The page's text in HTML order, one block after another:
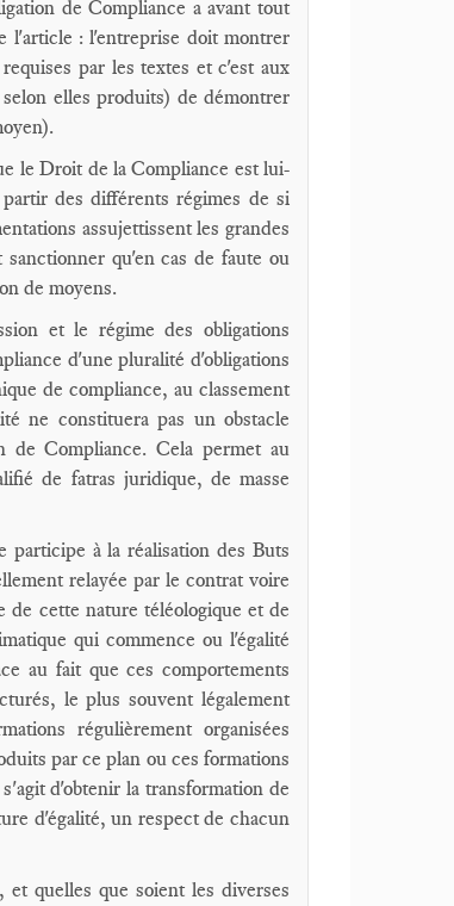
de Compliance a avant tout
l'article : l'entreprise doit montrer
par les textes et c'est aux
elles produits) de démontrer
le Droit de la Compliance est lui-
des différents régimes de si
assujettissent les grandes
qu'en cas de faute ou
de moyens.
et le régime des obligations
d'une pluralité d'obligations
de compliance, au classement
ne constituera pas un obstacle
Compliance. Cela permet au
de fatras juridique, de masse
à la réalisation des Buts
relayée par le contrat voire
de cette nature téléologique et de
qui commence ou l'égalité
au fait que ces comportements
le plus souvent légalement
régulièrement organisées
par ce plan ou ces formations
d'obtenir la transformation de
d'égalité, un respect de chacun
quelles que soient les diverses